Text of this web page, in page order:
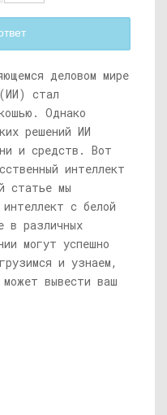
деловом мире
(ИИ) стал
Однако
решений ИИ
и средств. Вот
интеллект
статье мы
интеллект с белой
в различных
могут успешно
и узнаем,
вывести ваш